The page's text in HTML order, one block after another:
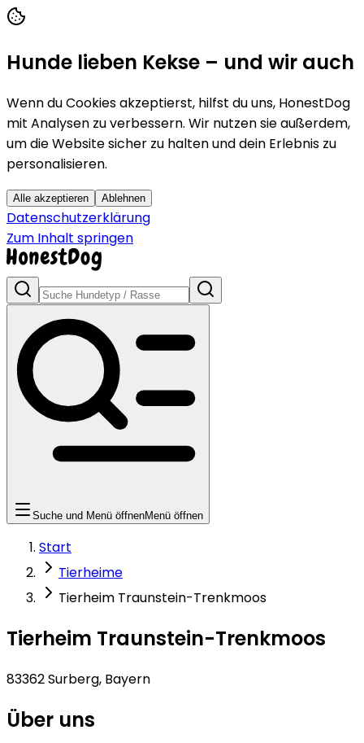
Hunde lieben Kekse – und wir auch
Wenn du Cookies akzeptierst, hilfst du uns, HonestDog
mit Analysen zu verbessern. Wir nutzen sie außerdem,
um die Website sicher zu halten und dein Erlebnis zu
personalisieren.
Alle akzeptieren Ablehnen
Datenschutzerklärung
Zum Inhalt springen
Suche und Menü öffnenMenü öffnen
Start
Tierheime
Tierheim Traunstein-Trenkmoos
Tierheim Traunstein-Trenkmoos
83362 Surberg, Bayern
Über uns